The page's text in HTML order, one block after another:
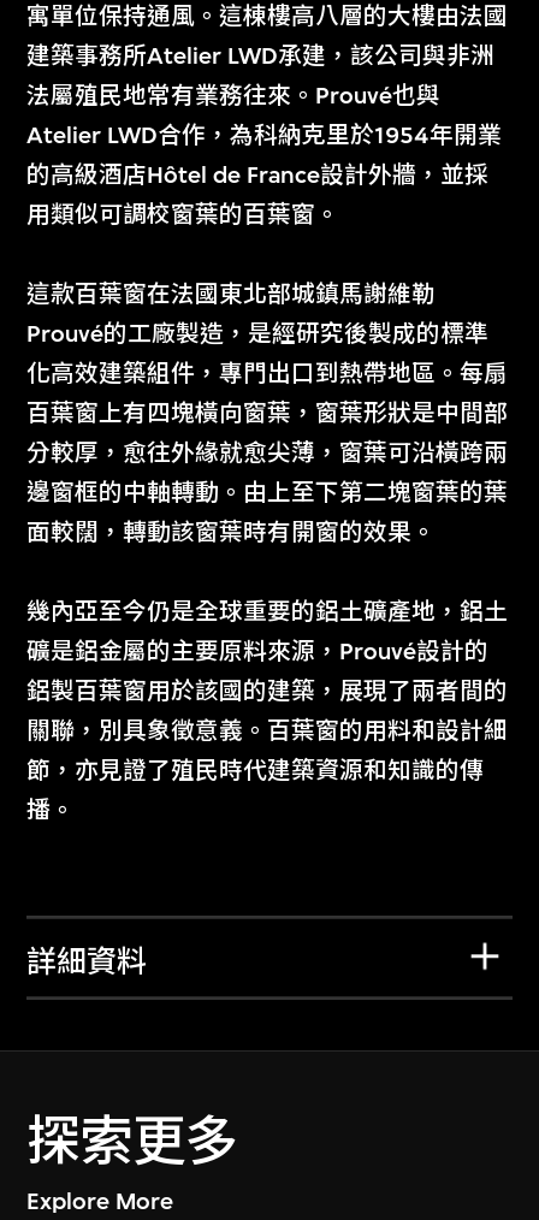
寓單位保持通風。這棟樓高八層的大樓由法國
建築事務所Atelier LWD承建，該公司與非洲
法屬殖民地常有業務往來。Prouvé也與
Atelier LWD合作，為科納克里於1954年開業
的高級酒店Hôtel de France設計外牆，並採
用類似可調校窗葉的百葉窗。
這款百葉窗在法國東北部城鎮馬謝維勒
Prouvé的工廠製造，是經研究後製成的標準
化高效建築組件，專門出口到熱帶地區。每扇
百葉窗上有四塊橫向窗葉，窗葉形狀是中間部
分較厚，愈往外緣就愈尖薄，窗葉可沿橫跨兩
邊窗框的中軸轉動。由上至下第二塊窗葉的葉
面較闊，轉動該窗葉時有開窗的效果。
幾內亞至今仍是全球重要的鋁土礦產地，鋁土
礦是鋁金屬的主要原料來源，Prouvé設計的
鋁製百葉窗用於該國的建築，展現了兩者間的
關聯，別具象徵意義。百葉窗的用料和設計細
節，亦見證了殖民時代建築資源和知識的傳
播。
詳細資料
探索更多
Explore More